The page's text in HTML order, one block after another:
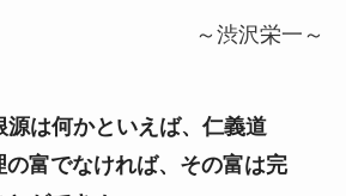
～渋沢栄一～
源は何かといえば、仁義道
富でなければ、その富は完